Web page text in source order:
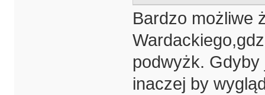
Bardzo możliwe
podwyżk. Gdyby
inaczej by